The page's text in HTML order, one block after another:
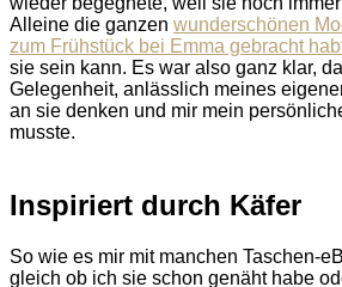
Alleine die ganzen wunderschönen
zum Frühstück bei Emma gebracht
sie sein kann. Es war also ganz klar,
Gelegenheit, anlässlich meines
an sie denken und mir mein
musste.
Inspiriert durch Käfer
So wie es mir mit manchen Taschen-
gleich ob ich sie schon genäht habe